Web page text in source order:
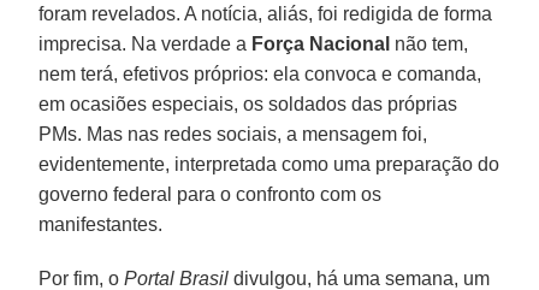
foram revelados. A notícia, aliás, foi redigida de forma
imprecisa. Na verdade a Força Nacional não tem,
nem terá, efetivos próprios: ela convoca e comanda,
em ocasiões especiais, os soldados das próprias
PMs. Mas nas redes sociais, a mensagem foi,
evidentemente, interpretada como uma preparação do
governo federal para o confronto com os
manifestantes.
Por fim, oPortal Brasil divulgou, há uma semana, um